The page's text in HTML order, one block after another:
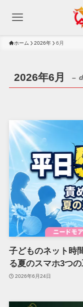
ホーム 2026年 6月
2026年6月 –
子どものネット時
る夏のスマホ3つ
2026年6月24日